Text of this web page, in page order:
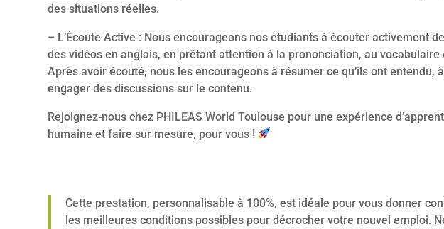
des situations réelles.
– L’Écoute Active : Nous encourageons nos étudiants à écouter activement
des vidéos en anglais, en prêtant attention à la prononciation, au
Après avoir écouté, nous les encourageons à résumer ce qu’ils ont entendu,
engager des discussions sur le contenu.
Rejoignez-nous chez PHILEAS World Toulouse pour une expérience
humaine et faire sur mesure, pour vous !
Cette prestation, personnalisable à 100%, est idéale pour vous donner
les meilleures conditions possibles pour décrocher votre nouvel emploi.